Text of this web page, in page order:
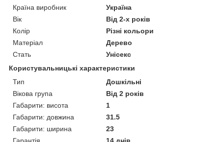
Країна виробник
Україна
Вік
Від 2-х років
Колір
Різні кольори
Матеріал
Дерево
Стать
Унісекс
Користувальницькі характеристики
Тип
Дошкільні
Вікова група
Від 2 років
Габарити: висота
1
Габарити: довжина
31.5
Габарити: ширина
23
Гарантія
14 днів